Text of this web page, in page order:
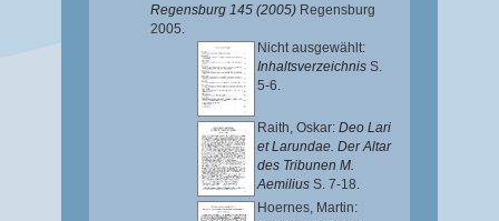
Regensburg 145 (2005) Regensburg
2005.
Nicht ausgewählt:
Inhaltsverzeichnis S.
5-6.
Raith, Oskar: Deo Lari
et Larundae. Der Altar
des Tribunen M.
Aemilius S. 7-18.
Hoernes, Martin: